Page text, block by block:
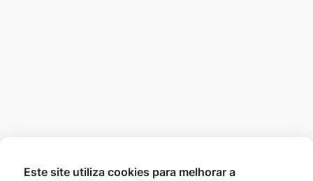
Este site utiliza cookies para melhorar a